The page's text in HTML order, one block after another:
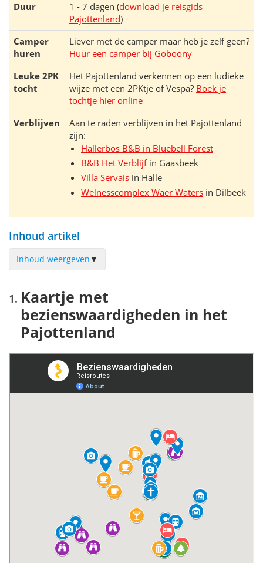
Duur 1 - 7 dagen (download je reisgids
Pajottenland)
Camper
huren
Liever met de camper maar heb je zelf geen?
Huur een camper bij Goboony
Leuke 2PK
tocht
Het Pajottenland verkennen op een ludieke
wijze met een 2PKtje of Vespa? Boek je
tochtje hier online
Verblijven
Aan te raden verblijven in het Pajottenland
zijn:
Hallerbos B&B in Bluebell Forest
B&B Het Verblijfin Gaasbeek
Villa Servais in Halle
Welnesscomplex Waer Waters in Dilbeek
Inhoud artikel
Inhoud weergeven ▼
Halle en de Sint-Martinusbasiliek
Spot de street art van Halle
Hallerbos
Malakoffdomein
Brouwerij Boon
Huis van Herman Teirlinck
Cultuurcentrum Westrand
Tramsite van Schepdaal
Het kasteelpark van Gaasbeek en Sint-Gertrudiskapel
Kasteel van Gaasbeek
Kaartje met
bezienswaardigheden in het
Pajottenland